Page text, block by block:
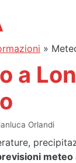
»
a
Orlandi
meteo